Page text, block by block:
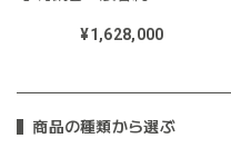
商品の種類から選ぶ
¥1,628,000